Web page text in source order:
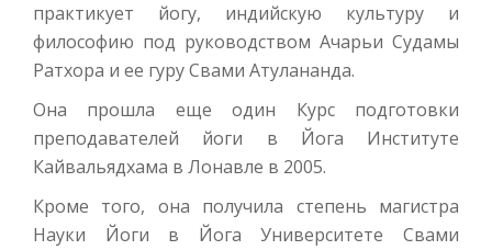
практикует йогу, индийскую культуру и
философию под руководством Ачарьи Судамы
Ратхора и ее гуру Свами Атулананда.
Она прошла еще один Курс подготовки
преподавателей йоги в Йога Институте
Кайвальядхама в Лонавле в 2005.
Кроме того, она получила степень магистра
Науки Йоги в Йога Университете Свами